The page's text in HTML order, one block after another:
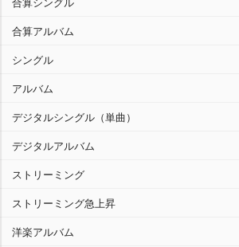
合算アルバム
シングル
アルバム
デジタルシングル（単曲）
デジタルアルバム
ストリーミング
ストリーミング急上昇
洋楽アルバム